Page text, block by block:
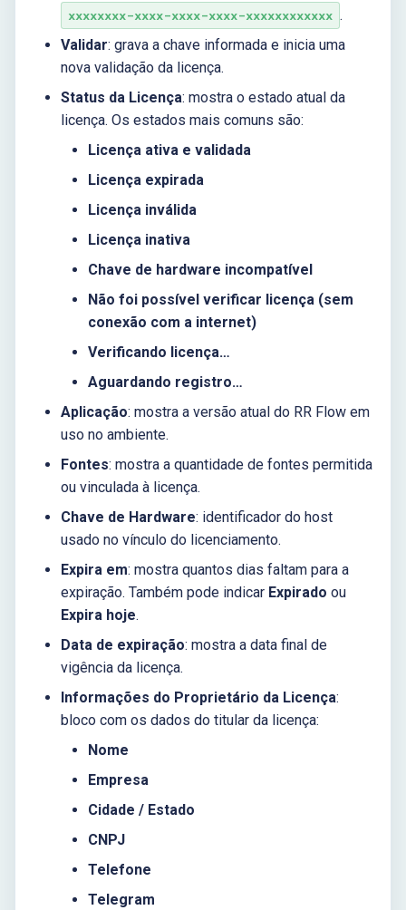
xxxxxxxx-xxxx-xxxx-xxxx-xxxxxxxxxxxx .
Validar: grava a chave informada e inicia uma
nova validação da licença.
Status da Licença: mostra o estado atual da
licença. Os estados mais comuns são:
Licença ativa e validada
Licença expirada
Licença inválida
Licença inativa
Chave de hardware incompatível
Não foi possível verificar licença (sem
conexão com a internet)
Verificando licença…
Aguardando registro…
Aplicação: mostra a versão atual do RR Flow em
uso no ambiente.
Fontes: mostra a quantidade de fontes permitida
ou vinculada à licença.
Chave de Hardware: identificador do host
usado no vínculo do licenciamento.
Expira em: mostra quantos dias faltam para a
expiração. Também pode indicar Expirado ou
Expira hoje.
Data de expiração: mostra a data final de
vigência da licença.
Informações do Proprietário da Licença:
bloco com os dados do titular da licença:
Nome
Empresa
Cidade / Estado
CNPJ
Telefone
Telegram